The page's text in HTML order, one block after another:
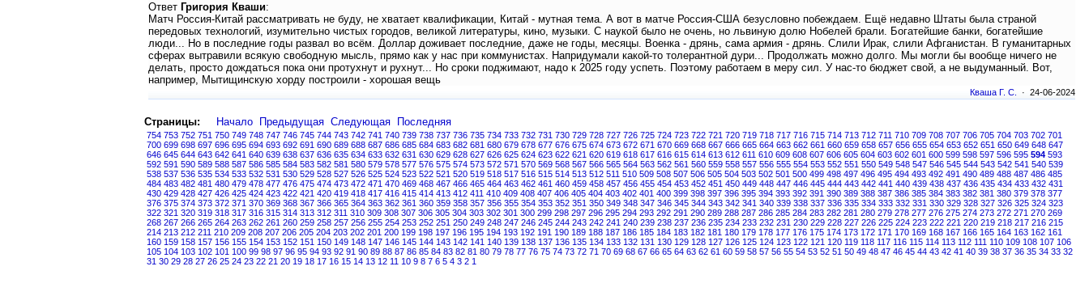
Ответ Григория Кваши:
Матч Россия-Китай рассматривать не буду, не хватает квалификации, Китай - мутная тема. А вот в матче Россия-США безусловно побеждаем. Ещё недавно Штаты была страной
передовых технологий, изумительно чистых городов, великой литературы, кино, музыки. С наукой было не очень, но львиную долю Нобелей брали. Богатейшие банки, богатейшие
люди... Но в последние годы развал во всём. Доллар доживает последние, даже не годы, месяцы. Военка - дрянь, сама армия - дрянь. Слили Ирак, слили Афганистан. В гуманитарных
сферах вытравили всякую свободную мысль, прямо как у нас при коммунистах. Напридумали какой-то толерантной дури... Продолжать можно долго. Мы могли бы вообще ничего не
делать, просто дождаться пока они протухнут и рухнут... Но сроки поджимают, надо к 2025 году успеть. Поэтому работаем в меру сил. У нас-то бюджет свой, а не выдуманный. Вот,
например, Мытищинскую хорду построили - хорошая вещь
Кваша Г. С. · 24-06-2024
Страницы: Начало Предыдущая Следующая Последняя
754 753 752 751 750 749 748 747 746 745 744 743 742 741 740 739 738 737 736 735 734 733 732 731 730 729 728 727 726 725 724 723 722 721 720 719 718 717 716 715 714 713 712 711 710 709 708 707 706 705 704 703 702 701
700 699 698 697 696 695 694 693 692 691 690 689 688 687 686 685 684 683 682 681 680 679 678 677 676 675 674 673 672 671 670 669 668 667 666 665 664 663 662 661 660 659 658 657 656 655 654 653 652 651 650 649 648 647
646 645 644 643 642 641 640 639 638 637 636 635 634 633 632 631 630 629 628 627 626 625 624 623 622 621 620 619 618 617 616 615 614 613 612 611 610 609 608 607 606 605 604 603 602 601 600 599 598 597 596 595 594 593
592 591 590 589 588 587 586 585 584 583 582 581 580 579 578 577 576 575 574 573 572 571 570 569 568 567 566 565 564 563 562 561 560 559 558 557 556 555 554 553 552 551 550 549 548 547 546 545 544 543 542 541 540 539
538 537 536 535 534 533 532 531 530 529 528 527 526 525 524 523 522 521 520 519 518 517 516 515 514 513 512 511 510 509 508 507 506 505 504 503 502 501 500 499 498 497 496 495 494 493 492 491 490 489 488 487 486 485
484 483 482 481 480 479 478 477 476 475 474 473 472 471 470 469 468 467 466 465 464 463 462 461 460 459 458 457 456 455 454 453 452 451 450 449 448 447 446 445 444 443 442 441 440 439 438 437 436 435 434 433 432 431
430 429 428 427 426 425 424 423 422 421 420 419 418 417 416 415 414 413 412 411 410 409 408 407 406 405 404 403 402 401 400 399 398 397 396 395 394 393 392 391 390 389 388 387 386 385 384 383 382 381 380 379 378 377
376 375 374 373 372 371 370 369 368 367 366 365 364 363 362 361 360 359 358 357 356 355 354 353 352 351 350 349 348 347 346 345 344 343 342 341 340 339 338 337 336 335 334 333 332 331 330 329 328 327 326 325 324 323
322 321 320 319 318 317 316 315 314 313 312 311 310 309 308 307 306 305 304 303 302 301 300 299 298 297 296 295 294 293 292 291 290 289 288 287 286 285 284 283 282 281 280 279 278 277 276 275 274 273 272 271 270 269
268 267 266 265 264 263 262 261 260 259 258 257 256 255 254 253 252 251 250 249 248 247 246 245 244 243 242 241 240 239 238 237 236 235 234 233 232 231 230 229 228 227 226 225 224 223 222 221 220 219 218 217 216 215
214 213 212 211 210 209 208 207 206 205 204 203 202 201 200 199 198 197 196 195 194 193 192 191 190 189 188 187 186 185 184 183 182 181 180 179 178 177 176 175 174 173 172 171 170 169 168 167 166 165 164 163 162 161
160 159 158 157 156 155 154 153 152 151 150 149 148 147 146 145 144 143 142 141 140 139 138 137 136 135 134 133 132 131 130 129 128 127 126 125 124 123 122 121 120 119 118 117 116 115 114 113 112 111 110 109 108 107 106
105 104 103 102 101 100 99 98 97 96 95 94 93 92 91 90 89 88 87 86 85 84 83 82 81 80 79 78 77 76 75 74 73 72 71 70 69 68 67 66 65 64 63 62 61 60 59 58 57 56 55 54 53 52 51 50 49 48 47 46 45 44 43 42 41 40 39 38 37 36 35 34 33 32
31 30 29 28 27 26 25 24 23 22 21 20 19 18 17 16 15 14 13 12 11 10 9 8 7 6 5 4 3 2 1